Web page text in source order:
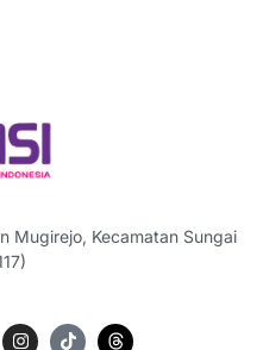
Mugirejo, Kecamatan Sungai